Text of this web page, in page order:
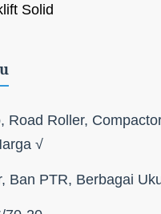
Solid
Road Roller,
√
Ban PTR, Berbagai